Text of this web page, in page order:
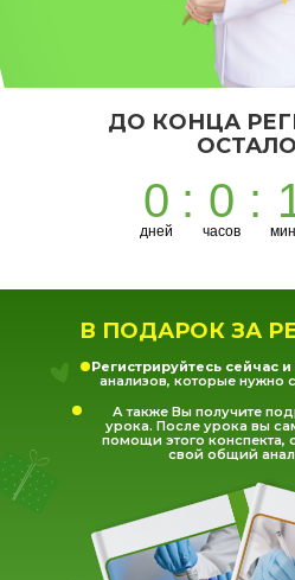
ДО КОНЦА
0
дней
: 0
часов
:
В ПОДАРОК ЗА
Регистрируйтесь сейчас
анализов, которые нужно
А также Вы получите
урока. После урока вы
помощи этого конспекта,
свой общий